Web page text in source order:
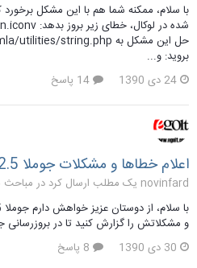
بروید: و...
24 دی 1390
اعلام خطاها و مشکلات جوملا 2.5
novinfard یک مطلب ارسال کرد در
مباحث
و مشکلاتش را گزارش کنید تا در
30 دی 1390